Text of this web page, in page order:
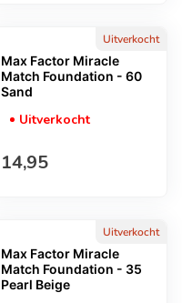
Uitverkocht
Max Factor Miracle
Match Foundation - 60
Sand
Uitverkocht
Normale prijs
14,95
Uitverkocht
Max Factor Miracle
Match Foundation - 35
Pearl Beige